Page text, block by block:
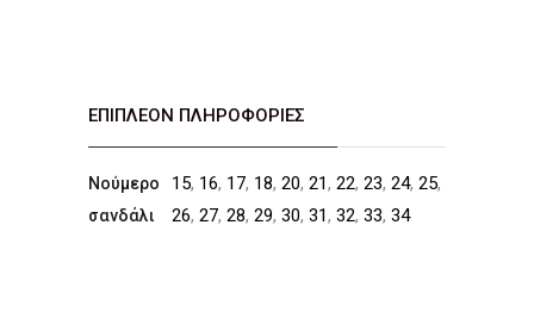
ΕΠΙΠΛΈΟΝ ΠΛΗΡΟΦΟΡΊΕΣ
Νούμερο
σανδάλι
15, 16, 17, 18, 20, 21, 22, 23, 24, 25,
26, 27, 28, 29, 30, 31, 32, 33, 34